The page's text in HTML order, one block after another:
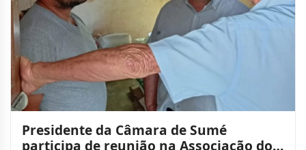
Presidente da Câmara de Sumé
participa de reunião na Associação dos